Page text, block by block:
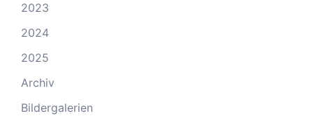
2023
2024
2025
Archiv
Bildergalerien